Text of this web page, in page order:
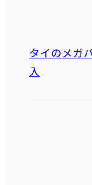
タイのメガ
入